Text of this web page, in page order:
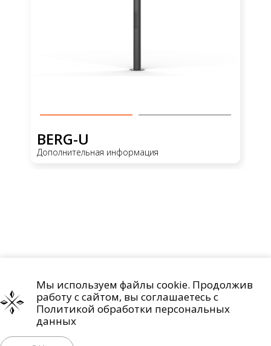
BERG-U
Дополнительная информация
Проекты О компании Контакты
Политика обработки персональных данных
Мы используем файлы cookie. Продолжив
работу с сайтом, вы соглашаетесь с
Политикой обработки персональных
данных